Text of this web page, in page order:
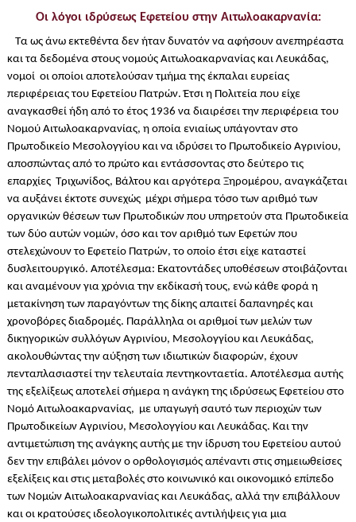
Οι λόγοι ιδρύσεως Εφετείου στην Αιτωλοακαρνανία:
Τα ως άνω εκτεθέντα δεν ήταν δυνατόν να αφήσουν ανεπηρέαστα
και τα δεδομένα στους νομούς Αιτωλοακαρνανίας και Λευκάδας,
νομοί οι οποίοι αποτελούσαν τμήμα της έκπαλαι ευρείας
περιφέρειας του Εφετείου Πατρών. Έτσι η Πολιτεία που είχε
αναγκασθεί ήδη από το έτος 1936 να διαιρέσει την περιφέρεια του
Νομού Αιτωλοακαρνανίας, η οποία ενιαίως υπάγονταν στο
Πρωτοδικείο Μεσολογγίου και να ιδρύσει το Πρωτοδικείο Αγρινίου,
αποσπώντας από το πρώτο και εντάσσοντας στο δεύτερο τις
επαρχίες Τριχωνίδος, Βάλτου και αργότερα Ξηρομέρου, αναγκάζεται
να αυξάνει έκτοτε συνεχώς μέχρι σήμερα τόσο των αριθμό των
οργανικών θέσεων των Πρωτοδικών που υπηρετούν στα Πρωτοδικεία
των δύο αυτών νομών, όσο και τον αριθμό των Εφετών που
στελεχώνουν το Εφετείο Πατρών, το οποίο έτσι είχε καταστεί
δυσλειτουργικό. Αποτέλεσμα: Εκατοντάδες υποθέσεων στοιβάζονται
και αναμένουν για χρόνια την εκδίκασή τους, ενώ κάθε φορά η
μετακίνηση των παραγόντων της δίκης απαιτεί δαπανηρές και
χρονοβόρες διαδρομές. Παράλληλα οι αριθμοί των μελών των
δικηγορικών συλλόγων Αγρινίου, Μεσολογγίου και Λευκάδας,
ακολουθώντας την αύξηση των ιδιωτικών διαφορών, έχουν
πενταπλασιαστεί την τελευταία πεντηκονταετία. Αποτέλεσμα αυτής
της εξελίξεως αποτελεί σήμερα η ανάγκη της ιδρύσεως Εφετείου στο
Νομό Αιτωλοακαρνανίας, με υπαγωγή σαυτό των περιοχών των
Πρωτοδικείων Αγρινίου, Μεσολογγίου και Λευκάδας. Και την
αντιμετώπιση της ανάγκης αυτής με την ίδρυση του Εφετείου αυτού
δεν την επιβάλει μόνον ο ορθολογισμός απέναντι στις σημειωθείσες
εξελίξεις και στις μεταβολές στο κοινωνικό και οικονομικό επίπεδο
των Νομών Αιτωλοακαρνανίας και Λευκάδας, αλλά την επιβάλλουν
και οι κρατούσες ιδεολογικοπολιτικές αντιλήψεις για μια